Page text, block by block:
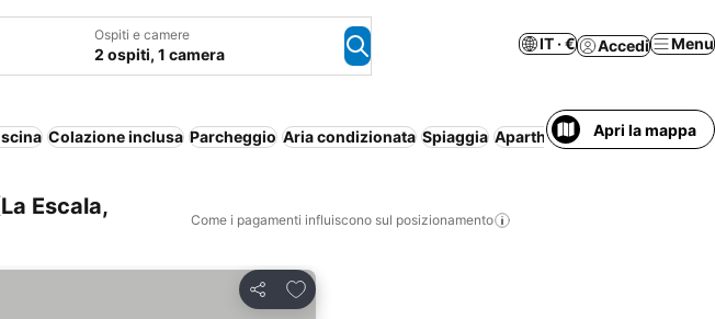
Ospiti e camere
2 ospiti, 1 camera
IT · € Accedi Menu
Colazione inclusa Parcheggio Aria condizionata Spiaggia Aparthotel Intera casa/
Apri la mappa
Escala,
Come i pagamenti influiscono sul posizionamento
Condividi
Aggiungi ai preferiti